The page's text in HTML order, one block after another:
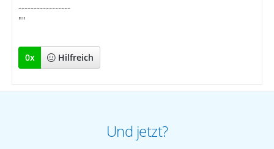
-----------------
""
0x Hilfreich
Und jetzt?